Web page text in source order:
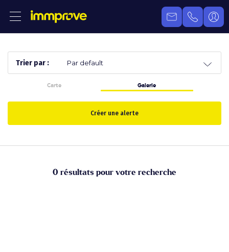
Trier par :
Carte Galerie
Créer une alerte
0 résultats pour votre recherche